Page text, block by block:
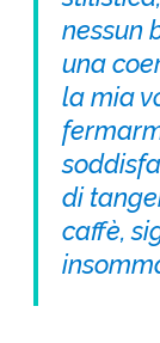
nessun
una
la mia
di
caffè,